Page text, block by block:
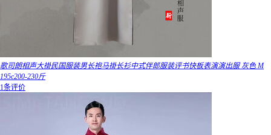
歌司朗相声大褂民国服装男长袍马褂长衫中式伴郎服装评书快板表演演出服 灰色 M
195c200-230斤
1条评价